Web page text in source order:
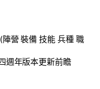
營 裝備 技能 兵種 職
週年版本更新前瞻